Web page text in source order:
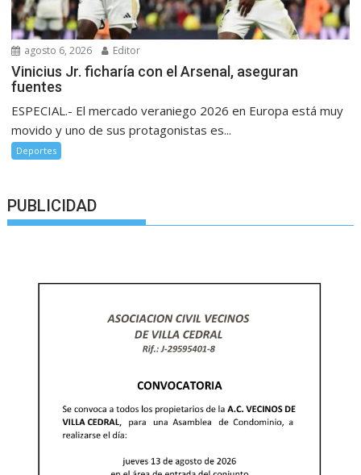
agosto 6, 2026 Editor
Vinicius Jr. ficharía con el Arsenal, aseguran
fuentes
ESPECIAL.- El mercado veraniego 2026 en Europa está muy
movido y uno de sus protagonistas es...
Deportes
PUBLICIDAD